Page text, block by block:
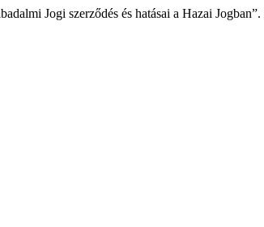
Jogi szerződés és hatásai a Hazai Jogban”.